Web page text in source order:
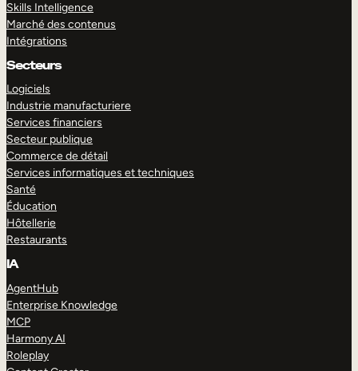
Skills Intelligence
Marché des contenus
Intégrations
Secteurs
Logiciels
Industrie manufacturiere
Services financiers
Secteur publique
Commerce de détail
Services informatiques et techniques
Santé
Éducation
Hôtellerie
Restaurants
IA
AgentHub
Enterprise Knowledge
MCP
Harmony AI
Roleplay